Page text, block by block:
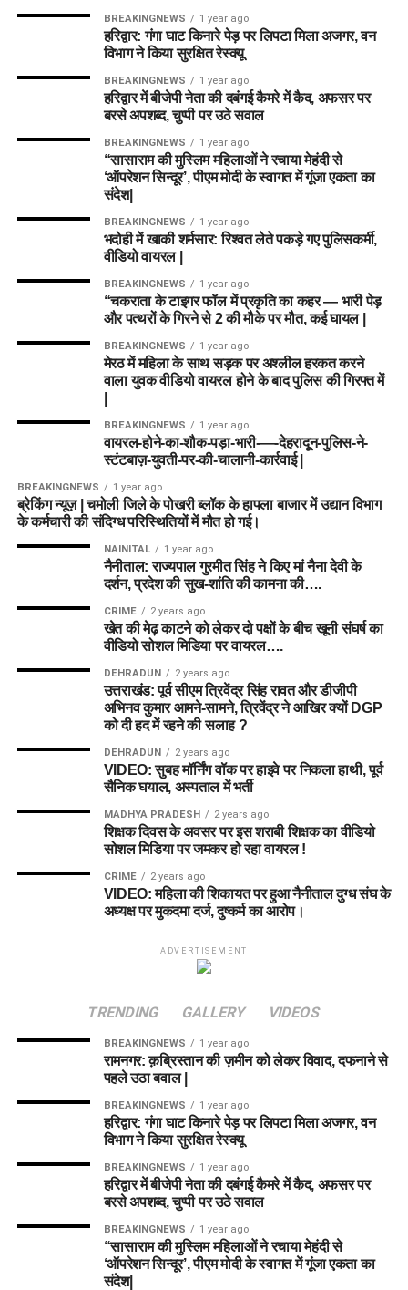
BREAKINGNEWS 1 year ago
हरिद्वार: गंगा घाट किनारे पेड़ पर लिपटा मिला अजगर, वन
विभाग ने किया सुरक्षित रेस्क्यू
BREAKINGNEWS 1 year ago
हरिद्वार में बीजेपी नेता की दबंगई कैमरे में कैद, अफसर पर
बरसे अपशब्द, चुप्पी पर उठे सवाल
BREAKINGNEWS 1 year ago
“सासाराम की मुस्लिम महिलाओं ने रचाया मेहंदी से
‘ऑपरेशन सिन्दूर’, पीएम मोदी के स्वागत में गूंजा एकता का
संदेश|
BREAKINGNEWS 1 year ago
भदोही में खाकी शर्मसार: रिश्वत लेते पकड़े गए पुलिसकर्मी,
वीडियो वायरल |
BREAKINGNEWS 1 year ago
“चकराता के टाइगर फॉल में प्रकृति का कहर — भारी पेड़
और पत्थरों के गिरने से 2 की मौके पर मौत, कई घायल |
BREAKINGNEWS 1 year ago
मेरठ में महिला के साथ सड़क पर अश्लील हरकत करने
वाला युवक वीडियो वायरल होने के बाद पुलिस की गिरफ्त में
BREAKINGNEWS 1 year ago
वायरल-होने-का-शौक-पड़ा-भारी-—-देहरादून-पुलिस-ने-
स्टंटबाज़-युवती-पर-की-चालानी-कार्रवाई |
BREAKINGNEWS 1 year ago
ब्रेकिंग न्यूज़ | चमोली जिले के पोखरी ब्लॉक के हापला बाजार में उद्यान विभाग
के कर्मचारी की संदिग्ध परिस्थितियों में मौत हो गई।
NAINITAL 1 year ago
नैनीताल: राज्यपाल गुरमीत सिंह ने किए मां नैना देवी के
दर्शन, प्रदेश की सुख-शांति की कामना की….
CRIME 2 years ago
खेत की मेढ़ काटने को लेकर दो पक्षों के बीच खूनी संघर्ष का
वीडियो सोशल मिडिया पर वायरल….
DEHRADUN 2 years ago
उत्तराखंड: पूर्व सीएम त्रिवेंद्र सिंह रावत और डीजीपी
अभिनव कुमार आमने-सामने, त्रिवेंद्र ने आखिर क्यों DGP
को दी हद में रहने की सलाह ?
DEHRADUN 2 years ago
VIDEO: सुबह मॉर्निंग वॉक पर हाइवे पर निकला हाथी, पूर्व
सैनिक घयाल, अस्पताल में भर्ती
MADHYA PRADESH 2 years ago
शिक्षक दिवस के अवसर पर इस शराबी शिक्षक का वीडियो
सोशल मिडिया पर जमकर हो रहा वायरल !
CRIME 2 years ago
VIDEO: महिला की शिकायत पर हुआ नैनीताल दुग्ध संघ के
अध्यक्ष पर मुकदमा दर्ज, दुष्कर्म का आरोप।
ADVERTISEMENT
TRENDING GALLERY VIDEOS
BREAKINGNEWS 1 year ago
रामनगर: क़ब्रिस्तान की ज़मीन को लेकर विवाद, दफनाने से
पहले उठा बवाल |
BREAKINGNEWS 1 year ago
हरिद्वार: गंगा घाट किनारे पेड़ पर लिपटा मिला अजगर, वन
विभाग ने किया सुरक्षित रेस्क्यू
BREAKINGNEWS 1 year ago
हरिद्वार में बीजेपी नेता की दबंगई कैमरे में कैद, अफसर पर
बरसे अपशब्द, चुप्पी पर उठे सवाल
BREAKINGNEWS 1 year ago
“सासाराम की मुस्लिम महिलाओं ने रचाया मेहंदी से
‘ऑपरेशन सिन्दूर’, पीएम मोदी के स्वागत में गूंजा एकता का
संदेश|